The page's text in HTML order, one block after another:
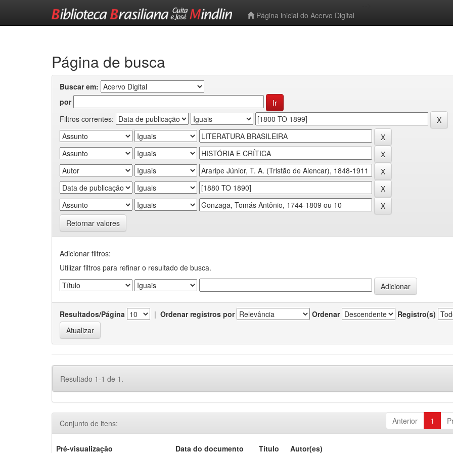
Página inicial do Acervo Digital
Página de busca
Buscar em:
por
Filtros correntes:
Retornar valores
Adicionar filtros:
Utilizar filtros para refinar o resultado de busca.
Resultados/Página | Ordenar registros por Ordenar Registro(s)
Resultado 1-1 de 1.
Anterior 1
Conjunto de itens:
Pré-visualização Data do documento Título Autor(es)